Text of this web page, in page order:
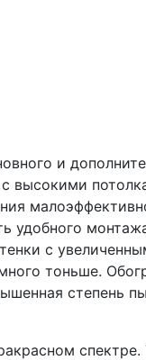
и
высокими
с
тоньше.
степень
спектре.